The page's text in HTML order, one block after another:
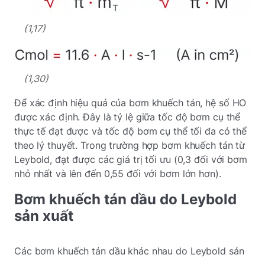
(1,17)
(1,30)
Để xác định hiệu quả của bơm khuếch tán, hệ số HO
được xác định. Đây là tỷ lệ giữa tốc độ bơm cụ thể
thực tế đạt được và tốc độ bơm cụ thể tối đa có thể
theo lý thuyết. Trong trường hợp bơm khuếch tán từ
Leybold, đạt được các giá trị tối ưu (0,3 đối với bơm
nhỏ nhất và lên đến 0,55 đối với bơm lớn hơn).
Bơm khuếch tán dầu do Leybold
sản xuất
Các bơm khuếch tán dầu khác nhau do Leybold sản